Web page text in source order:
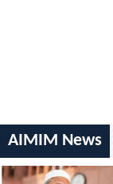
AIMIM News